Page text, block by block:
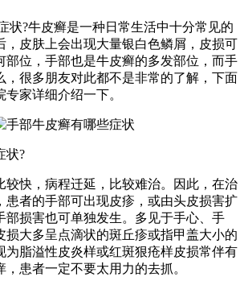
状?牛皮癣是一种日常生活中十分常见的
，皮肤上会出现大量银白色鳞屑，皮损可
部位，手部也是牛皮癣的多发部位，而手
，很多朋友对此都不是非常的了解，下面
家详细介绍一下。
状?
较快，病程迁延，比较难治。因此，在治
患者的手部可出现皮疹，或由头皮损害扩
部损害也可单独发生。多见于手心、手
损大多呈点滴状的斑丘疹或指甲盖大小的
为脂溢性皮炎样或红斑狠疮样皮损常伴有
患者一定不要太用力的去抓。